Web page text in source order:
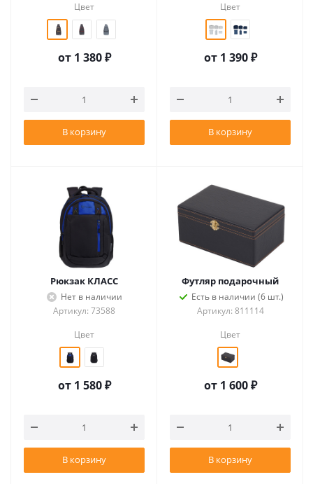
Цвет
от 1 380 ₽
В корзину
Цвет
от 1 390 ₽
В корзину
Рюкзак КЛАСС
Нет в наличии
Артикул: 73588
Цвет
от 1 580 ₽
В корзину
Футляр подарочный
Есть в наличии (6 шт.)
Артикул: 811114
Цвет
от 1 600 ₽
В корзину